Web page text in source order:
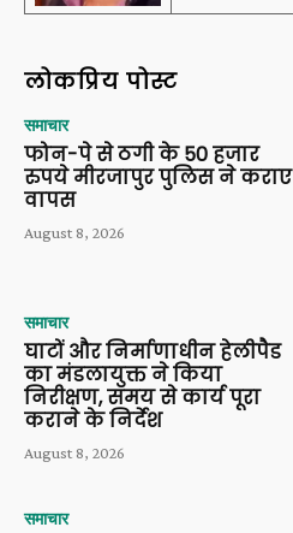
लोकप्रिय पोस्ट
समाचार
फोन-पे से ठगी के 50 हजार
रुपये मीरजापुर पुलिस ने कराए
वापस
August 8, 2026
समाचार
घाटों और निर्माणाधीन हेलीपैड
का मंडलायुक्त ने किया
निरीक्षण, समय से कार्य पूरा
कराने के निर्देश
August 8, 2026
समाचार